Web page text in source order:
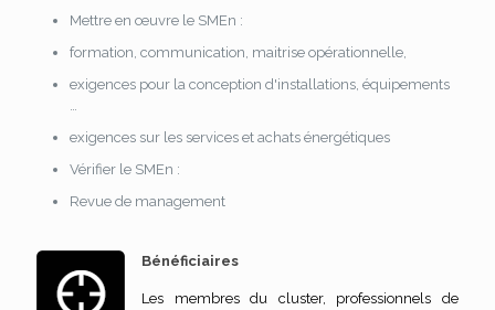
Mettre en œuvre le SMEn :
formation, communication, maitrise opérationnelle,
exigences pour la conception d'installations, équipements
…
exigences sur les services et achats énergétiques
Vérifier le SMEn :
Revue de management
Bénéficiaires
Les membres du cluster, professionnels de